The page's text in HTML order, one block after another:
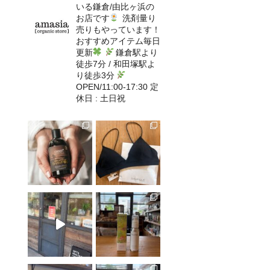
いる鎌倉/由比ヶ浜の
お店です
洗剤量り
売りもやっています！
おすすめアイテム毎日
更新
鎌倉駅より
徒歩7分 / 和田塚駅よ
り徒歩3分
OPEN/11:00-17:30 定
休日 : 土日祝